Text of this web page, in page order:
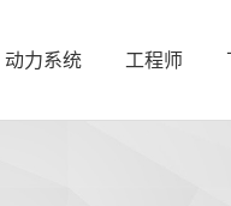
动力系统 工程师